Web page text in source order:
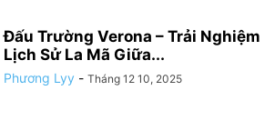
Đấu Trường Verona – Trải Nghiệm
Lịch Sử La Mã Giữa...
Phương Lyy - Tháng 12 10, 2025